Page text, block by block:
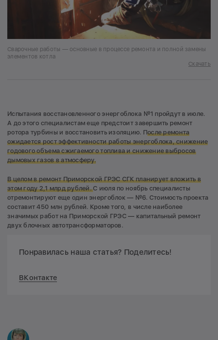
Сварочные работы — основные в процессе ремонта и полной замены
элементов котла
Скачать
Испытания восстановленного энергоблока №1 пройдут в июле.
А до этого специалистам еще предстоит завершить ремонт
ротора турбины и восстановить изоляцию. После ремонта
ожидается рост эффективности работы энергоблока, снижение
годового объема сжигаемого топлива и снижение выбросов
дымовых газов в атмосферу.
В целом в ремонт Приморской ГРЭС СГК планирует вложить в
этом году 2,1 млрд рублей.С июля по ноябрь специалисты
отремонтируют еще один энергоблок — №6. Стоимость проекта
составит 450 млн рублей. Кроме того, в числе наиболее
значимых работ на Приморской ГРЭС — капитальный ремонт
двух блочных автотрансформаторов.
Понравилась наша статья? Поделитесь!
ВКонтакте